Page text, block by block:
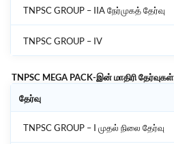
TNPSC GROUP – IIA நேர்முகத் தேர்வு
TNPSC GROUP – IV
TNPSC MEGA PACK-இன்மாதிரிதேர்வுகள்
தேர்வு
TNPSC GROUP – I முதல் நிலை தேர்வு